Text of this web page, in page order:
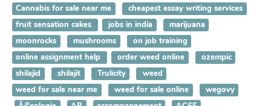
Cannabis for sale near me
cheapest essay writing services
fruit sensation cakes
jobs in india
marijuana
moonrocks
mushrooms
on job training
online assignment help
order weed online
ozempic
shilajid
shilajit Trulicity
weed
weed for sale near me
weed for sale online
wegovy